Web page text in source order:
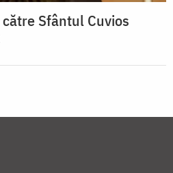
Sfântul Cuvios